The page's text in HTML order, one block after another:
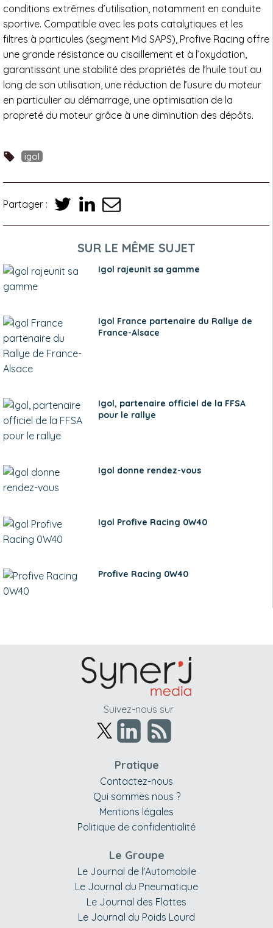
conditions extrêmes d’utilisation, notamment en conduite
sportive. Compatible avec les pots catalytiques et les
filtres à particules (segment Mid SAPS), Profive Racing offre
une grande résistance au cisaillement et à l’oxydation,
garantissant une stabilité des propriétés de l’huile tout au
long de son utilisation, une réduction de l’usure du moteur
en particulier au démarrage, une optimisation de la
propreté du moteur grâce à une diminution des dépôts.
igol
Partager :
SUR LE MÊME SUJET
Igol rajeunit sa gamme
Igol France partenaire du Rallye de
France-Alsace
Igol, partenaire officiel de la FFSA
pour le rallye
Igol donne rendez-vous
Igol Profive Racing 0W40
Profive Racing 0W40
Suivez-nous sur
Pratique
Contactez-nous
Qui sommes nous ?
Mentions légales
Politique de confidentialité
Le Groupe
Le Journal de l'Automobile
Le Journal du Pneumatique
Le Journal des Flottes
Le Journal du Poids Lourd